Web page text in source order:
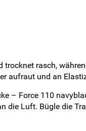
rasch,
aufraut und an
– Force 110
die Luft. Bügle die